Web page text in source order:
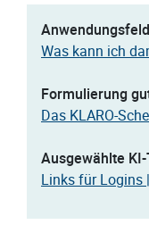
Was kann ich
Formulierung
Das KLARO-
Ausgewählte
Links für Logins